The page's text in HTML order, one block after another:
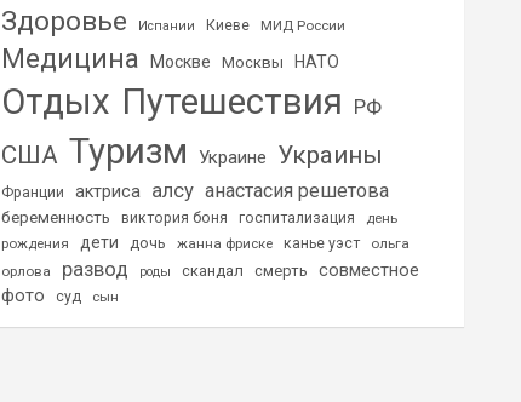
Здоровье Испании Киеве МИД России
Медицина Москве Москвы НАТО
Отдых Путешествия РФ
США Туризм Украине Украины
Франции актриса алсу анастасия решетова
беременность виктория боня госпитализация
день
рождения
дети дочь жанна фриске канье уэст
ольга
орлова
развод роды скандал смерть
совместное
фото
суд сын